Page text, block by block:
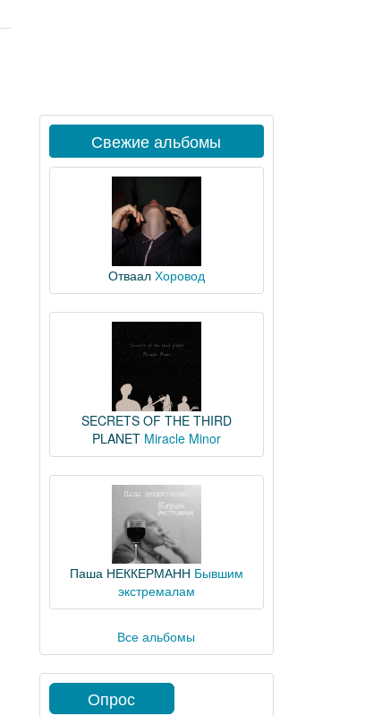
Свежие альбомы
Отваал Хоровод
SECRETS OF THE THIRD
PLANET Miracle Minor
Паша НЕККЕРМАНН Бывшим
экстремалам
Все альбомы
Опрос